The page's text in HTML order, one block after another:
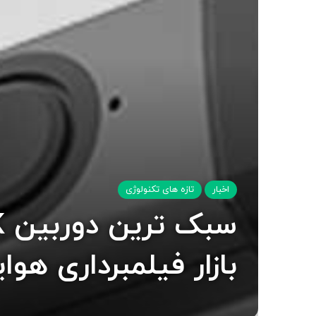
اخبار تازه های تکنولوژی
بازار فیلمبرداری